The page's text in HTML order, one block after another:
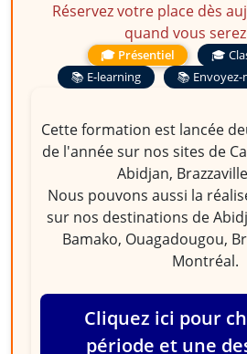
Réservez votre place dès
quand vous
🎓 Présentiel
🎓
📚 E-learning
📚
Cette formation est lancée
de l'année sur nos sites de
Abidjan,
Nous pouvons aussi la
sur nos destinations de
Bamako, Ouagadougou,
Montréal.
Cliquez ici pour
période et une